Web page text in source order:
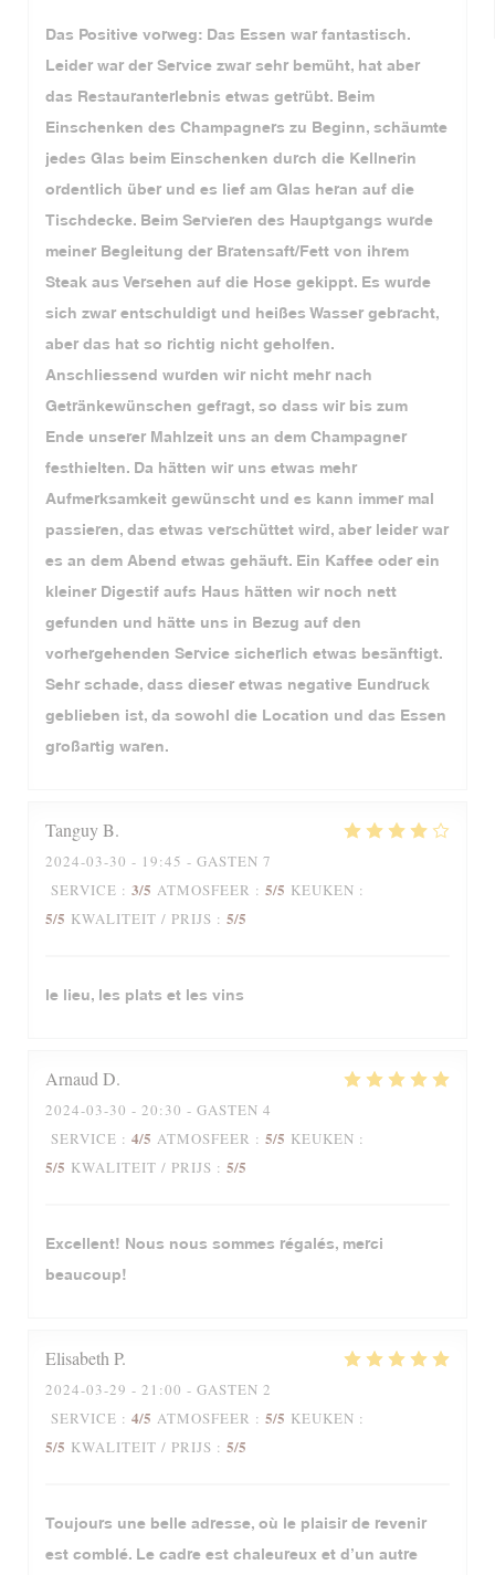
Das Positive vorweg: Das Essen war fantastisch.
Leider war der Service zwar sehr bemüht, hat aber
das Restauranterlebnis etwas getrübt. Beim
Einschenken des Champagners zu Beginn, schäumte
jedes Glas beim Einschenken durch die Kellnerin
ordentlich über und es lief am Glas heran auf die
Tischdecke. Beim Servieren des Hauptgangs wurde
meiner Begleitung der Bratensaft/Fett von ihrem
Steak aus Versehen auf die Hose gekippt. Es wurde
sich zwar entschuldigt und heißes Wasser gebracht,
aber das hat so richtig nicht geholfen.
Anschliessend wurden wir nicht mehr nach
Getränkewünschen gefragt, so dass wir bis zum
Ende unserer Mahlzeit uns an dem Champagner
festhielten. Da hätten wir uns etwas mehr
Aufmerksamkeit gewünscht und es kann immer mal
passieren, das etwas verschüttet wird, aber leider war
es an dem Abend etwas gehäuft. Ein Kaffee oder ein
kleiner Digestif aufs Haus hätten wir noch nett
gefunden und hätte uns in Bezug auf den
vorhergehenden Service sicherlich etwas besänftigt.
Sehr schade, dass dieser etwas negative Eundruck
geblieben ist, da sowohl die Location und das Essen
großartig waren.
TanguyB
2024-03-30 - 19:45 - GASTEN 7
SERVICE : 3/5 ATMOSFEER : 5/5 KEUKEN :
5/5 KWALITEIT / PRIJS : 5/5
le lieu, les plats et les vins
ArnaudD
2024-03-30 - 20:30 - GASTEN 4
SERVICE : 4/5 ATMOSFEER : 5/5 KEUKEN :
5/5 KWALITEIT / PRIJS : 5/5
Excellent! Nous nous sommes régalés, merci
beaucoup!
ElisabethP
2024-03-29 - 21:00 - GASTEN 2
SERVICE : 4/5 ATMOSFEER : 5/5 KEUKEN :
5/5 KWALITEIT / PRIJS : 5/5
Toujours une belle adresse, où le plaisir de revenir
est comblé. Le cadre est chaleureux et d’un autre